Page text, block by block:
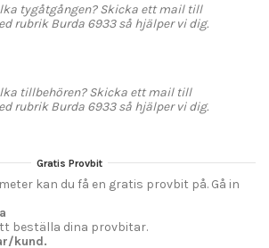
tygåtgången? Skicka ett mail till
rubrik Burda 6933 så hjälper vi dig.
tillbehören? Skicka ett mail till
rubrik Burda 6933 så hjälper vi dig.
Gratis Provbit
kan du få en gratis provbit på. Gå in
beställa dina provbitar.
kund.